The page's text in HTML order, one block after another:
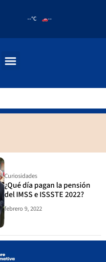
--°C --
Curiosidades
¿Qué día pagan la pensión
del IMSS e ISSSTE 2022?
febrero 9, 2022